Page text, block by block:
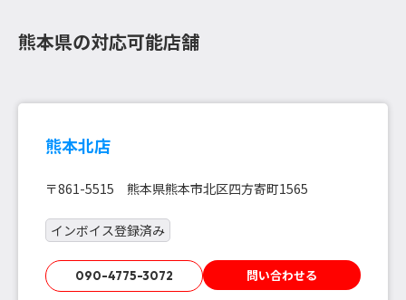
熊本県の対応可能店舗
熊本北店
〒861-5515 熊本県熊本市北区四方寄町1565
インボイス登録済み
090-4775-3072 問い合わせる